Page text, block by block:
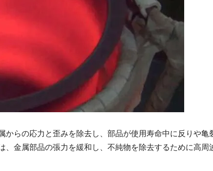
らの応力と歪みを除去し、部品が使用寿命中に反りや亀
金属部品の張力を緩和し、不純物を除去するために高周